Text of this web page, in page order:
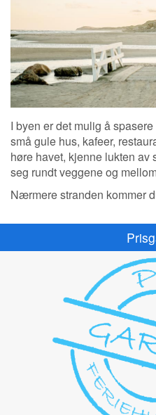
I byen er det mulig å
små gule hus, kafeer,
høre havet, kjenne lukten av
seg rundt veggene og
Nærmere stranden kommer